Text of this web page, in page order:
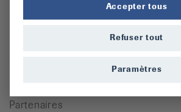
Partenaires
Accepter tous
Refuser tout
Paramètres